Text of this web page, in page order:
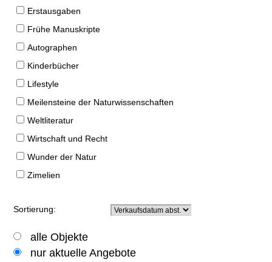
Erstausgaben
Frühe Manuskripte
Autographen
Kinderbücher
Lifestyle
Meilensteine der Naturwissenschaften
Weltliteratur
Wirtschaft und Recht
Wunder der Natur
Zimelien
Sortierung:
alle Objekte
nur aktuelle Angebote